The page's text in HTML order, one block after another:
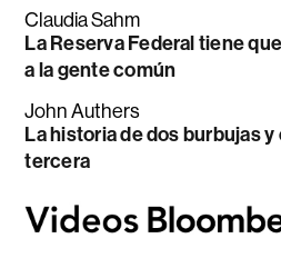
Claudia Sahm
La Reserva Federal tiene
a la gente común
John Authers
La historia de dos burbujas y
tercera